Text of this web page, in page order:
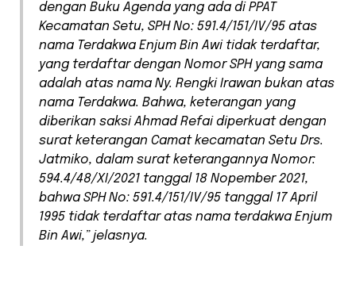
dengan Buku Agenda yang ada di PPAT
Kecamatan Setu, SPH No: 591.4/151/IV/95 atas
nama Terdakwa Enjum Bin Awi tidak terdaftar,
yang terdaftar dengan Nomor SPH yang sama
adalah atas nama Ny. Rengki Irawan bukan atas
nama Terdakwa. Bahwa, keterangan yang
diberikan saksi Ahmad Refai diperkuat dengan
surat keterangan Camat kecamatan Setu Drs.
Jatmiko, dalam surat keterangannya Nomor:
594.4/48/XI/2021 tanggal 18 Nopember 2021,
bahwa SPH No: 591.4/151/IV/95 tanggal 17 April
1995 tidak terdaftar atas nama terdakwa Enjum
Bin Awi,” jelasnya.